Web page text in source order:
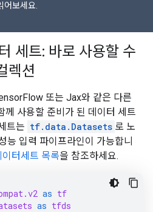
어보세요.
세트: 바로 사용할 수
렉션
또는 Jax와 같은 다른
사용할 준비가 된 데이터 세트
트는 tf.data.Datasets 로 노
능 입력 파이프라인이 가능합니
이터세트 목록을 참조하세요.
as tf
as tfds